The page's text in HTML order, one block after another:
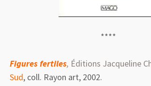
****
Figuresfertiles, Éditions Jacqueline
Sud, coll. Rayon art, 2002.